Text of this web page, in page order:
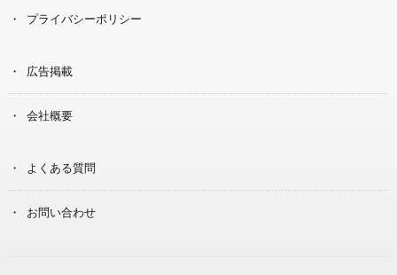
プライバシーポリシー
広告掲載
会社概要
よくある質問
お問い合わせ